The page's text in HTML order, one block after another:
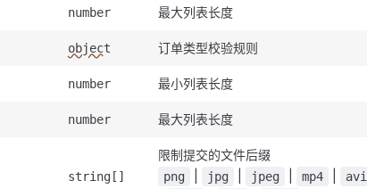
number 最大列表长度
object 订单类型校验规则
number 最小列表长度
number 最大列表长度
string[]
限制提交的文件后缀
png jpg jpeg mp4 avi